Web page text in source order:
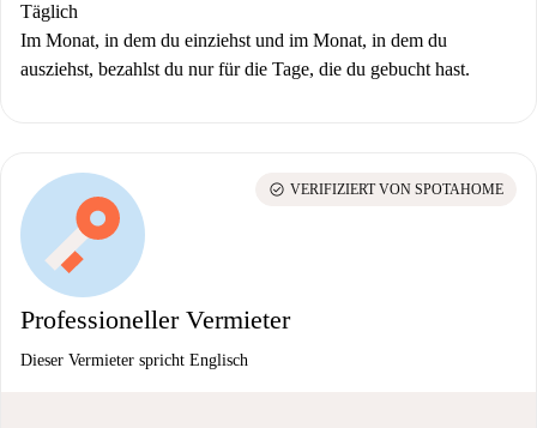
Täglich
Im Monat, in dem du einziehst und im Monat, in dem du
ausziehst, bezahlst du nur für die Tage, die du gebucht hast.
Professioneller Vermieter
Dieser Vermieter spricht Englisch
check_circle VERIFIZIERT VON SPOTAHOME